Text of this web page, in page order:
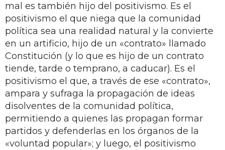
mal es también hijo del positivismo. Es el
positivismo el que niega que la comunidad
política sea una realidad natural y la convierte
en un artificio, hijo de un «contrato» llamado
Constitución (y lo que es hijo de un contrato
tiende, tarde o temprano, a caducar). Es el
positivismo el que, a través de ese «contrato»,
ampara y sufraga la propagación de ideas
disolventes de la comunidad política,
permitiendo a quienes las propagan formar
partidos y defenderlas en los órganos de la
«voluntad popular»; y luego, el positivismo